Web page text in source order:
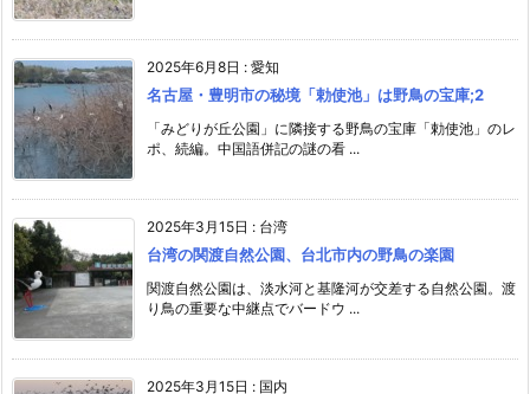
2025年6月8日 : 愛知
名古屋・豊明市の秘境「勅使池」は野鳥の宝庫;2
「みどりが丘公園」に隣接する野鳥の宝庫「勅使池」のレ
ポ、続編。中国語併記の謎の看 ...
2025年3月15日 : 台湾
台湾の関渡自然公園、台北市内の野鳥の楽園
関渡自然公園は、淡水河と基隆河が交差する自然公園。渡
り鳥の重要な中継点でバードウ ...
2025年3月15日 : 国内